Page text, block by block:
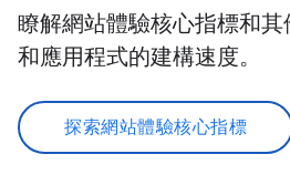
瞭解網站體驗核心指標和
和應用程式的建構速度。
探索網站體驗核心指標